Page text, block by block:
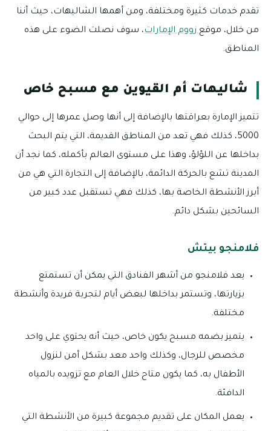
تقدم خدمات كثيرة ومختلفة، ومن أهمها الشاليهات، حيث أننا
من خلال، موقعزووم الإمارات، سوف نصلت الضوء على هذه
المناطق.
شاليهات أم القيوين مع مسبح خاص
تتميز الإمارة بعراقتها بالإضافة إلى أنها وصل عمرها إلى حوالي
5000، كذلك فهي تعد من المناطق القديمة، التي يتم البحث
بداخلها عن اللؤلؤ، وهذا على مستوى العالم بأكمله، كما نجد أن
المدينة تشع بالحركة الدائمة، بالإضافة إلى التجارة التي هي من
أبرز الأنشطة الخاصة بها، كذلك فهي تستقبل عدد كبير من
السائحين بشكل دائم.
فلامنجو بيتش
يعد فلامنجو من أشهر الفنادق التي يمكن أن تستمتع
بزيارتها، وتستمر بداخلها لبعض أيام لتجربة فريدة وأنشطة
مختلفة.
يتميز بضمه مسبح يكون خاص، حيث أنه يحتوي على واحد
مخصص للرجال، وكذلك واحد معد بشكل أمن لنزول
الأطفال به، كما يكون متاح خلال العام مع تزويده بالمياه
الدافئة.
يعمل المكان على تقديم مجموعة كبيرة من الأنشطة التي